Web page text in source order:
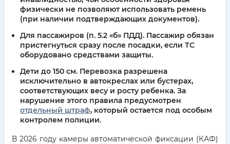
физически не позволяют использовать ремень
(при наличии подтверждающих документов).
Для пассажиров (п. 5.2 «б» ПДД). Пассажир обязан
пристегнуться сразу после посадки, если ТС
оборудовано средствами защиты.
Дети до 150 см. Перевозка разрешена
исключительно в автокреслах или бустерах,
соответствующих весу и росту ребенка. За
нарушение этого правила предусмотрен
отдельный штраф, который остается под особым
контролем полиции.
В 2026 году камеры автоматической фиксации (КАФ)